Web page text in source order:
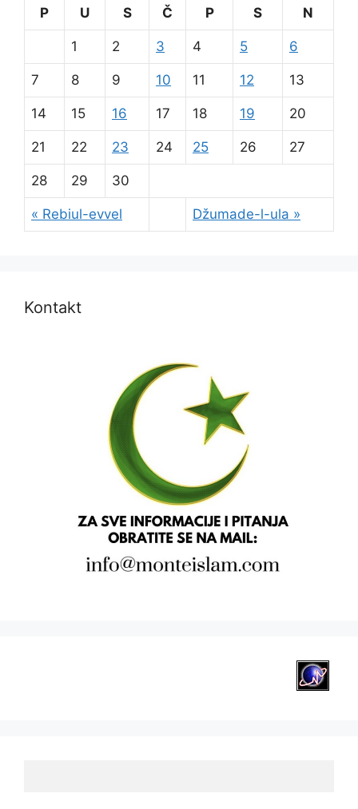
P
U S Č P S N
« Rebiul-evvel Džumade-l-ula »
1 2 3 4 5 6
7 8 9 10 11 12 13
14 15 16 17 18 19 20
21 22 23 24 25 26 27
28 29 30
Kontakt